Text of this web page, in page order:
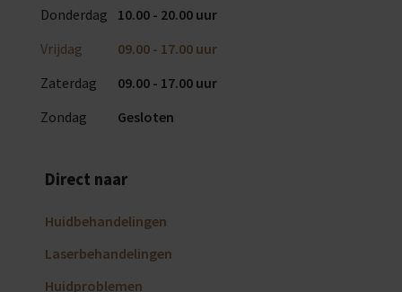
Donderdag
10.00 - 20.00 uur
Vrijdag
09.00 - 17.00 uur
Zaterdag
09.00 - 17.00 uur
Zondag
Gesloten
Direct naar
Huidbehandelingen
Laserbehandelingen
Huidproblemen